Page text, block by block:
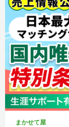
まかせて屋